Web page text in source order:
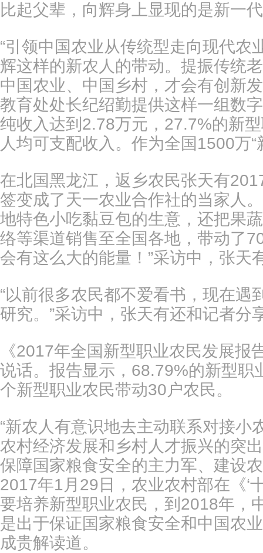
比起父辈，向辉身上显现的是新一
“引领中国农业从传统型走向现代
辉这样的新农人的带动。提振传统
中国农业、中国乡村，才会有创新
教育处处长纪绍勤提供这样一组数
纯收入达到2.78万元，27.7%的新
人均可支配收入。作为全国1500万
在北国黑龙江，返乡农民张天有
签变成了天一农业合作社的当家人
地特色小吃黏豆包的生意，还把果
络等渠道销售至全国各地，带动了
会有这么大的能量！”采访中，张
“以前很多农民都不爱看书，现在
研究。”采访中，张天有还和记者分
《2017年全国新型职业农民发展
说话。报告显示，68.79%的新型职
个新型职业农民带动30户农民。
“新农人有意识地去主动联系对接
农村经济发展和乡村人才振兴的突
保障国家粮食安全的主力军、建设
2017年1月29日，农业农村部在《‘
要培养新型职业农民，到2018年，
是出于保证国家粮食安全和中国农
成贵解读道。